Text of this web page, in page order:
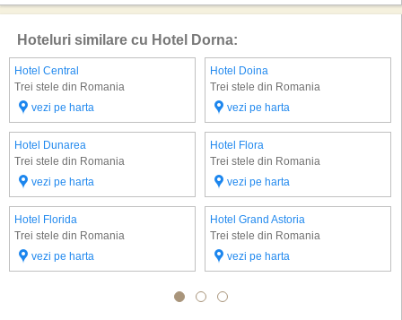
Hoteluri similare cu Hotel Dorna:
Hotel Central
Trei stele din Romania
vezi pe harta
Hotel Doina
Trei stele din Romania
vezi pe harta
Hotel Dunarea
Trei stele din Romania
vezi pe harta
Hotel Flora
Trei stele din Romania
vezi pe harta
Hotel Florida
Trei stele din Romania
vezi pe harta
Hotel Grand Astoria
Trei stele din Romania
vezi pe harta